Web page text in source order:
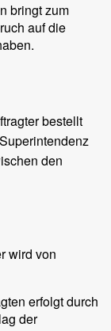
bringt zum
auf die
bestellt
den
wird von
erfolgt durch
der